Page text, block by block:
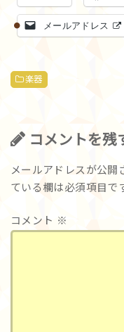
メールアドレス
楽器
コメントを残
メールアドレスが公開
ている欄は必須項目で
コメント ※